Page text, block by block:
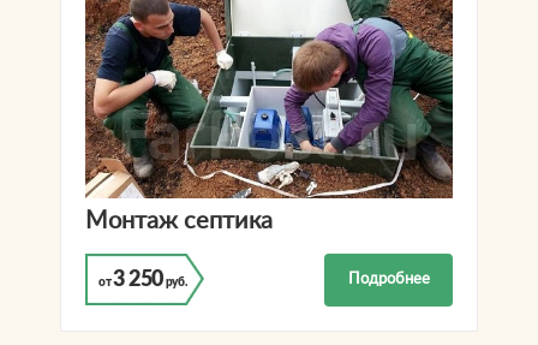
Монтаж септика
от3 250 руб. Подробнее